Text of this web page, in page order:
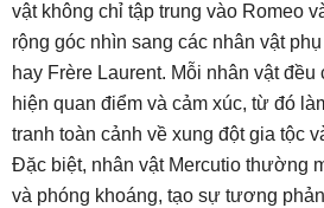
vật không chỉ tập trung vào Romeo
rộng góc nhìn sang các nhân vật
hay Frère Laurent. Mỗi nhân vật
hiện quan điểm và cảm xúc, từ đó
tranh toàn cảnh về xung đột gia tộc
Đặc biệt, nhân vật Mercutio thường
và phóng khoáng, tạo sự tương